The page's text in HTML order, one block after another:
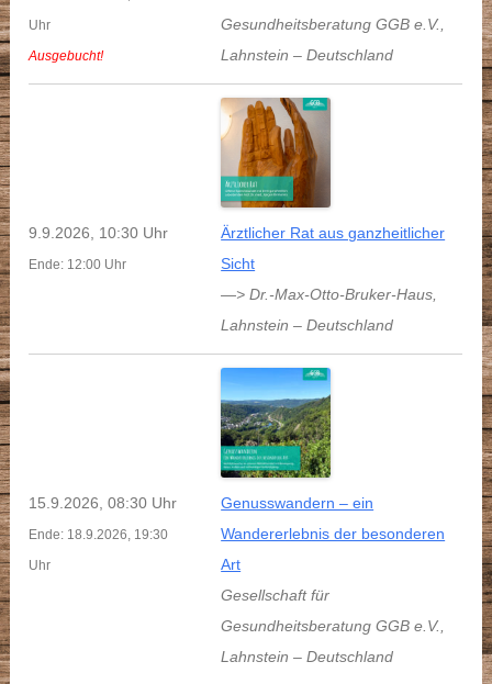
Uhr
Ausgebucht!
Gesundheitsberatung GGB e.V.,
Lahnstein –Deutschland
9.9.2026, 10:30 Uhr
Ende: 12:00 Uhr
Ärztlicher Rat aus ganzheitlicher
Sicht
—> Dr.-Max-Otto-Bruker-Haus,
Lahnstein –Deutschland
15.9.2026, 08:30 Uhr
Ende: 18.9.2026, 19:30
Uhr
Genusswandern – ein
Wandererlebnis der besonderen
Art
Gesellschaft für
Gesundheitsberatung GGB e.V.,
Lahnstein –Deutschland